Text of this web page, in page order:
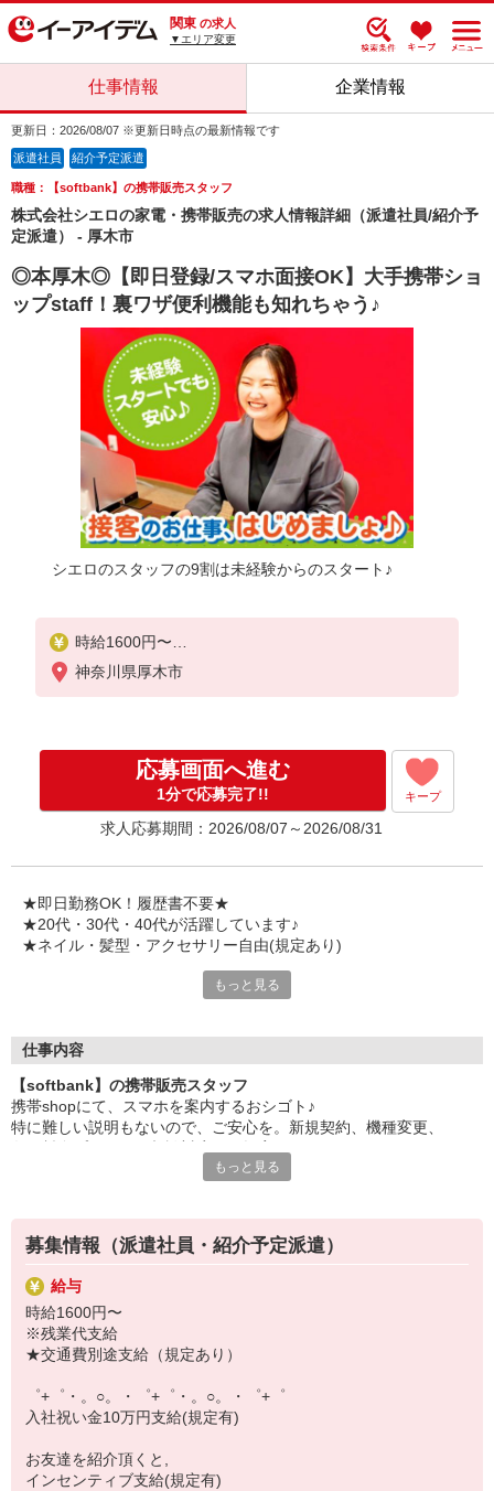
関東 の求人
▼エリア変更
仕事情報 企業情報
更新日：2026/08/07 ※更新日時点の最新情報です
派遣社員 紹介予定派遣
職種：【softbank】の携帯販売スタッフ
株式会社シエロの家電・携帯販売の求人情報詳細（派遣社員/紹介予
定派遣） - 厚木市
◎本厚木◎【即日登録/スマホ面接OK】大手携帯ショ
ップstaff！裏ワザ便利機能も知れちゃう♪
シエロのスタッフの9割は未経験からのスタート♪
時給1600円〜
※残業代支給
★交通費別途支給（規定あり）
入社祝い金10万円支給(規定有)
お友達を紹介頂くと,
インセンティブ支給(規定有)
゜・。○。・゜+゜・。○。・゜+゜
神奈川県厚木市
応募画面へ進む
1分で応募完了!! キープ
求人応募期間：2026/08/07～2026/08/31
★即日勤務OK！履歴書不要★
★20代・30代・40代が活躍しています♪
★ネイル・髪型・アクセサリー自由(規定あり)
でも心配ご無用！
お互いに教え合ったり、フォローしあったりする
和気あいあいとした人間関係がある店舗ばかり！
皆で一緒にステップアップしましょう♪
【選べるお仕事いろいろ】
▼オフィスワーク
事務、経理、データ入力、コールセンター、受付
▼工場・製造・軽作業系
機械/食品製造・梱包・仕分け・加工・組立・検査
▼美容系
眉毛サロンのアイブロウ・ネイリスト・エステ
▼営業・販売
法人営業・アパレル販売・個別指導塾・人材紹介
▼人気案件も多数♪
短期・期間限定・オープニング・官公庁案件
上場/優良/大手企業など
【スマホ面接実施中】
もっと見る
仕事内容
【softbank】の携帯販売スタッフ
携帯shopにて、スマホを案内するおシゴト♪
特に難しい説明もないので、ご安心を。新規契約、機種変更、
満足度◎
■携帯やインターネット販売業務
docomo(ドコモ)/au(エーユー)・KDDI/softbank(ソフトバンク)など
の大手キャリアから
ワイモバイル(Y!mobille)、楽天モバイル、UQなど格安スマホまで幅
広く紹介可能♪
もっと見る
募集情報（派遣社員・紹介予定派遣）
給与
時給1600円〜
※残業代支給
★交通費別途支給（規定あり）
゜+゜・。○。・゜+゜・。○。・゜+゜
入社祝い金10万円支給(規定有)
お友達を紹介頂くと,
インセンティブ支給(規定有)